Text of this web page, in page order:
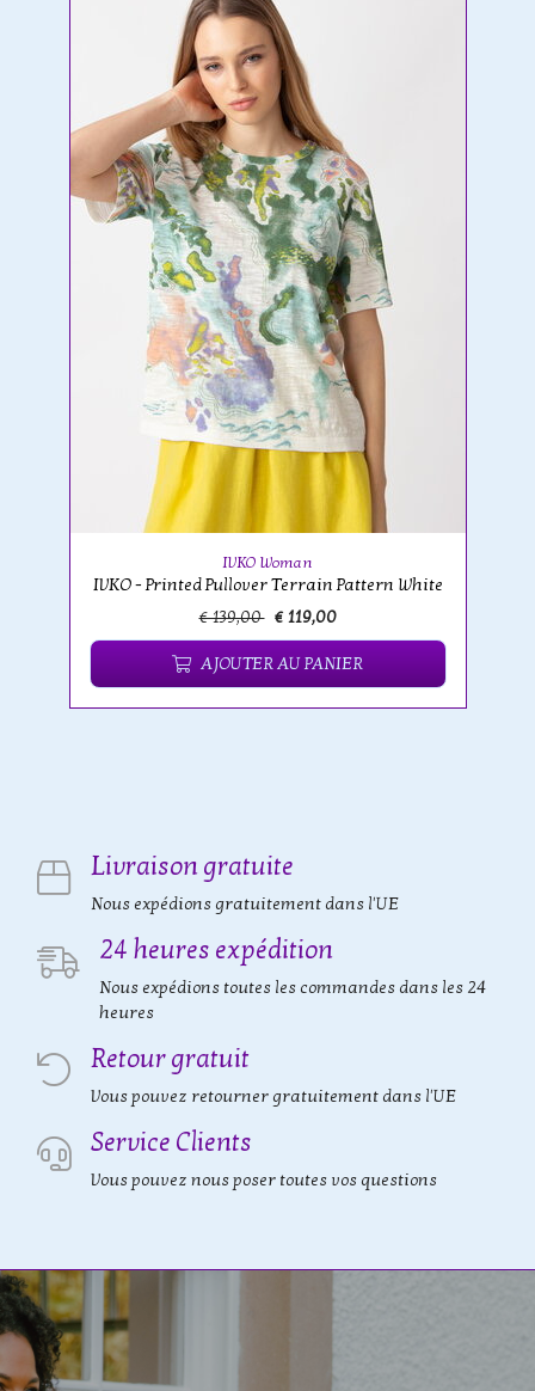
IVKO Woman
IVKO - Printed Pullover Terrain Pattern White
€ 139,00 € 119,00
AJOUTER AU PANIER
Livraison gratuite
Nous expédions gratuitement dans l'UE
24 heures expédition
Nous expédions toutes les commandes dans les 24
heures
Retour gratuit
Vous pouvez retourner gratuitement dans l'UE
Service Clients
Vous pouvez nous poser toutes vos questions